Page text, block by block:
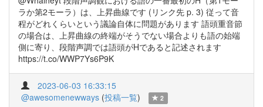
ラか第2モーラ）は、上昇曲線です (リンク先 p. 3) 従って音
程がどれくらいという議論自体に問題があります 語頭重音節
の場合は、上昇曲線の終端がそうでない場合よりも語の始端
側に寄り、段階声調では語頭がHであると記述されます
https://t.co/WWP7Ys6P9K
2023-06-03 16:33:15
@awesomenewways (投稿一覧) 2